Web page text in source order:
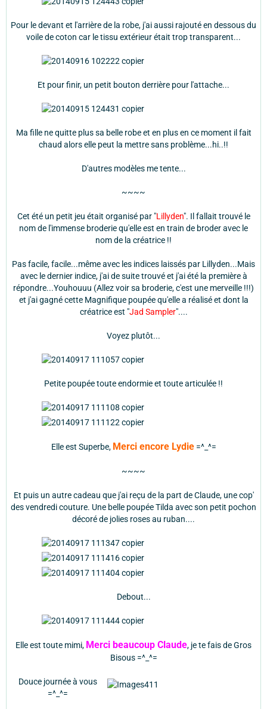
Pour le devant et l'arrière de la robe, j'ai aussi rajouté en dessous du
voile de coton car le tissu extérieur était trop transparent...
Et pour finir, un petit bouton derrière pour l'attache...
Ma fille ne quitte plus sa belle robe et en plus en ce moment il fait
chaud alors elle peut la mettre sans problème...hi..!!
D'autres modèles me tente...
~~~~
Cet été un petit jeu était organisé par "Lillyden". Il fallait trouvé le
nom de l'immense broderie qu'elle est en train de broder avec le
nom de la créatrice !!
Pas facile, facile...même avec les indices laissés par Lillyden...Mais
avec le dernier indice, j'ai de suite trouvé et j'ai été la première à
répondre...Youhouuu (Allez voir sa broderie, c'est une merveille !!!)
et j'ai gagné cette Magnifique poupée qu'elle a réalisé et dont la
créatrice est "Jad Sampler"....
Voyez plutôt...
Petite poupée toute endormie et toute articulée !!
Elle est Superbe, Merci encore Lydie=^_^=
~~~~
Et puis un autre cadeau que j'ai reçu de la part de Claude, une cop'
des vendredi couture. Une belle poupée Tilda avec son petit pochon
décoré de jolies roses au ruban....
Debout...
Elle est toute mimi, Merci beaucoup Claude, je te fais de Gros
Bisous =^_^=
Douce journée à vous
=^_^=